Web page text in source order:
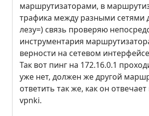
маршрутизаторами, в
трафика между разными сетями
лезу=) связь проверяю
инструментария
верности на сетевом
Так вот пинг на 172.16.0.1
уже нет, должен же другой
ответить так же, как он
vpnki.